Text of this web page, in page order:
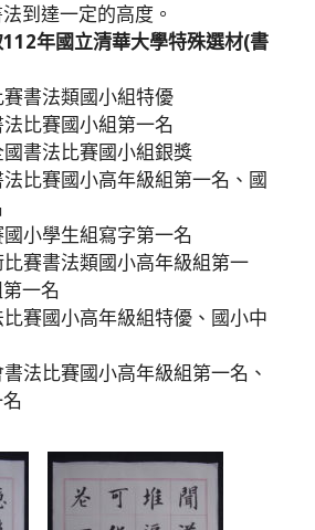
到達一定的高度。
年國立清華大學特殊選材(書
書法類國小組特優
比賽國小組第一名
書法比賽國小組銀獎
比賽國小高年級組第一名、國
小學生組寫字第一名
賽書法類國小高年級組第一
一名
賽國小高年級組特優、國小中
法比賽國小高年級組第一名、